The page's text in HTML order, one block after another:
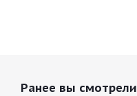
Ранее вы смотрели